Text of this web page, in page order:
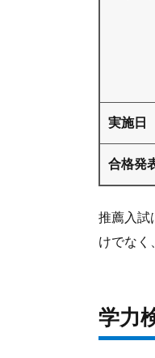
実施日
合格発
推薦入試
けでなく
学力